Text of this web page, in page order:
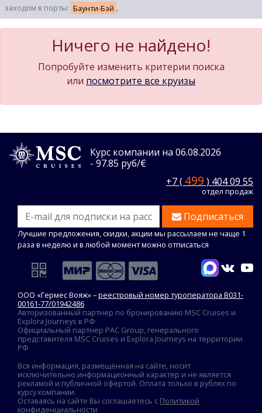
заходом в порты: Баунти-Бэй ,
Ничего не найдено!
Попробуйте изменить критерии поиска
или посмотрите все круизы
Курс компании на 06.08.2026
- 97.85 руб/€
+7 ( 499 ) 404 09 55
отдел продаж
Подписаться
Лучшие предложения, скидки, акции мы рассылаем не чаще 1
раза в неделю и в любой момент можно отписаться
ООО «Гермес Вояж» –реестровый номер туроператора В031-
00161-77/01942486
Авторизованный партнер по бронированию MSC Cruises и
Explora Journeys в РФ
Официальный партнер PAC Group, генерального
представителя MSC Cruises и Explora Journeys на территории
РФ
Вся информация, размещённая на сайте, носит
исключительно информационный характер и не является
рекламой и публичной офертой. Оплата только в рублях по
курсу компании.
Оставаясь на сайте Вы соглашаетесь с Политикой
конфиденциальности